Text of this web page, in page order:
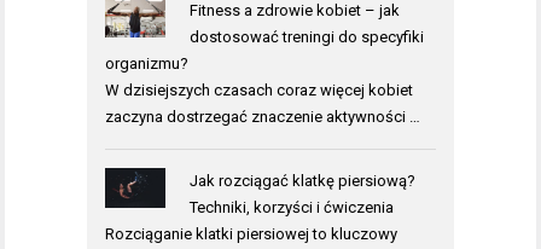
Fitness a zdrowie kobiet – jak
dostosować treningi do specyfiki
organizmu?
W dzisiejszych czasach coraz więcej kobiet
zaczyna dostrzegać znaczenie aktywności …
Jak rozciągać klatkę piersiową?
Techniki, korzyści i ćwiczenia
Rozciąganie klatki piersiowej to kluczowy